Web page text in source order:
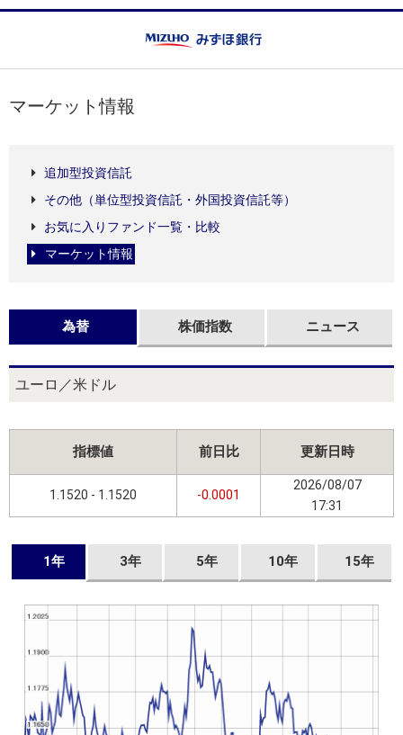
マーケット情報
追加型投資信託
その他（単位型投資信託・外国投資信託等）
お気に入りファンド一覧・比較
マーケット情報
為替 株価指数 ニュース
ユーロ／米ドル
指標値 前日比 更新日時
1.1520 - 1.1520 -0.0001
2026/08/07
17:31
1年 3年 5年 10年 15年